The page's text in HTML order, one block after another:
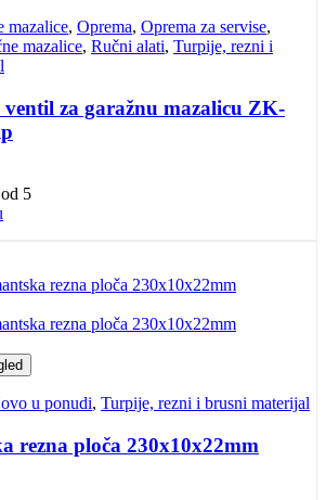
mazalice, Oprema, Oprema za servise,
mazalice, Ručni alati, Turpije, rezni i
za garažnu mazalicu ZK-
od 5
u ponudi, Turpije, rezni i brusni materijal
rezna ploča 230x10x22mm